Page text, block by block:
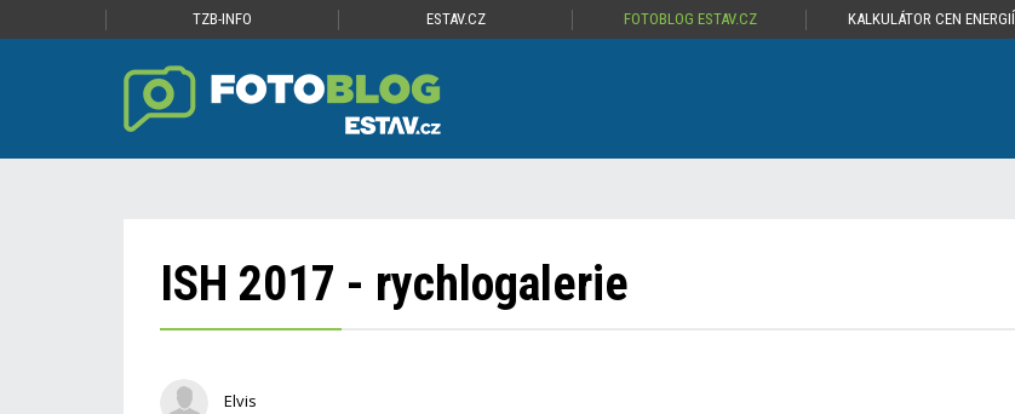
TZB-INFO ESTAV.CZ FOTOBLOG ESTAV.CZ KALKULÁTOR CEN ENERGIÍ
ISH 2017 - rychlogalerie
Elvis